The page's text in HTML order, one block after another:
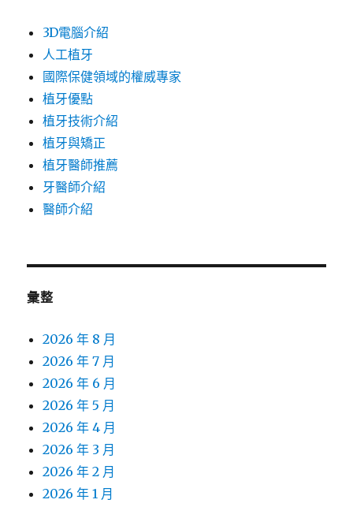
3D電腦介紹
人工植牙
國際保健領域的權威專家
植牙優點
植牙技術介紹
植牙與矯正
植牙醫師推薦
牙醫師介紹
醫師介紹
彙整
2026 年 8 月
2026 年 7 月
2026 年 6 月
2026 年 5 月
2026 年 4 月
2026 年 3 月
2026 年 2 月
2026 年 1 月